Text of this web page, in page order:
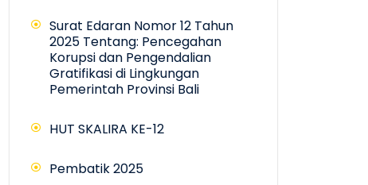
Surat Edaran Nomor 12 Tahun
2025 Tentang: Pencegahan
Korupsi dan Pengendalian
Gratifikasi di Lingkungan
Pemerintah Provinsi Bali
HUT SKALIRA KE-12
Pembatik 2025